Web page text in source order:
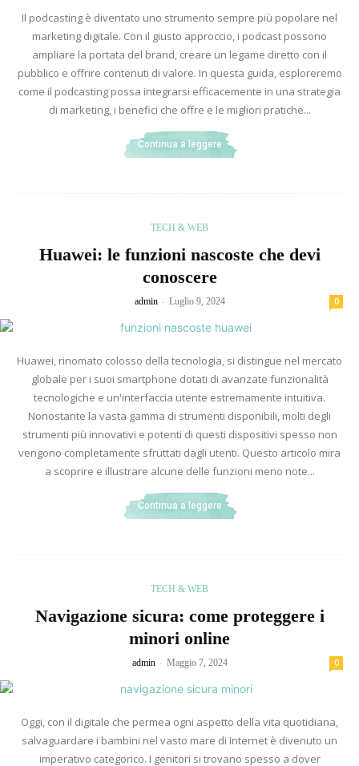
Il podcasting è diventato uno strumento sempre più popolare nel
marketing digitale. Con il giusto approccio, i podcast possono
ampliare la portata del brand, creare un legame diretto con il
pubblico e offrire contenuti di valore. In questa guida, esploreremo
come il podcasting possa integrarsi efficacemente in una strategia
di marketing, i benefici che offre e le migliori pratiche...
Continua a leggere
TECH & WEB
Huawei: le funzioni nascoste che devi
conoscere
admin - Luglio 9, 2024 0
Huawei, rinomato colosso della tecnologia, si distingue nel mercato
globale per i suoi smartphone dotati di avanzate funzionalità
tecnologiche e un'interfaccia utente estremamente intuitiva.
Nonostante la vasta gamma di strumenti disponibili, molti degli
strumenti più innovativi e potenti di questi dispositivi spesso non
vengono completamente sfruttati dagli utenti. Questo articolo mira
a scoprire e illustrare alcune delle funzioni meno note...
Continua a leggere
TECH & WEB
Navigazione sicura: come proteggere i
minori online
admin - Maggio 7, 2024 0
Oggi, con il digitale che permea ogni aspetto della vita quotidiana,
salvaguardare i bambini nel vasto mare di Internet è divenuto un
imperativo categorico. I genitori si trovano spesso a dover